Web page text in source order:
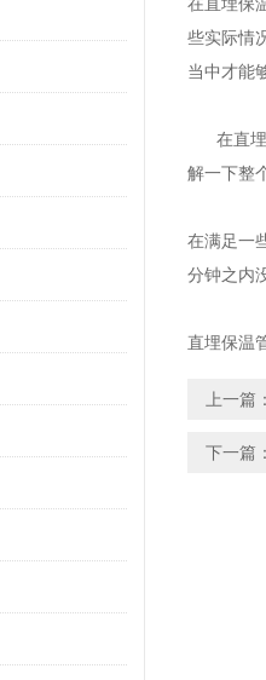
在直埋保
些实际情
当中才能
在直埋
解一下整
在满足一
分钟之内
直埋保温
上一篇：
下一篇：